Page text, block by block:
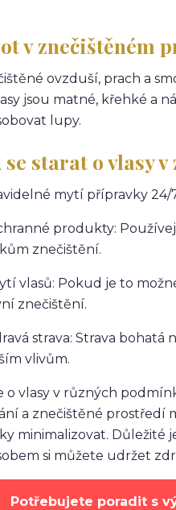
v znečištěném
ovzduší, prach a
jsou matné, křehké a
lupy.
se starat o vlasy
mytí přípravky
produkty:
znečištění.
vlasů: Pokud je to
znečištění.
strava: Strava
vlivům.
o vlasy v různých
a znečištěné prostředí
minimalizovat. Důležité
si můžete udržet
Potřebujete poradit s